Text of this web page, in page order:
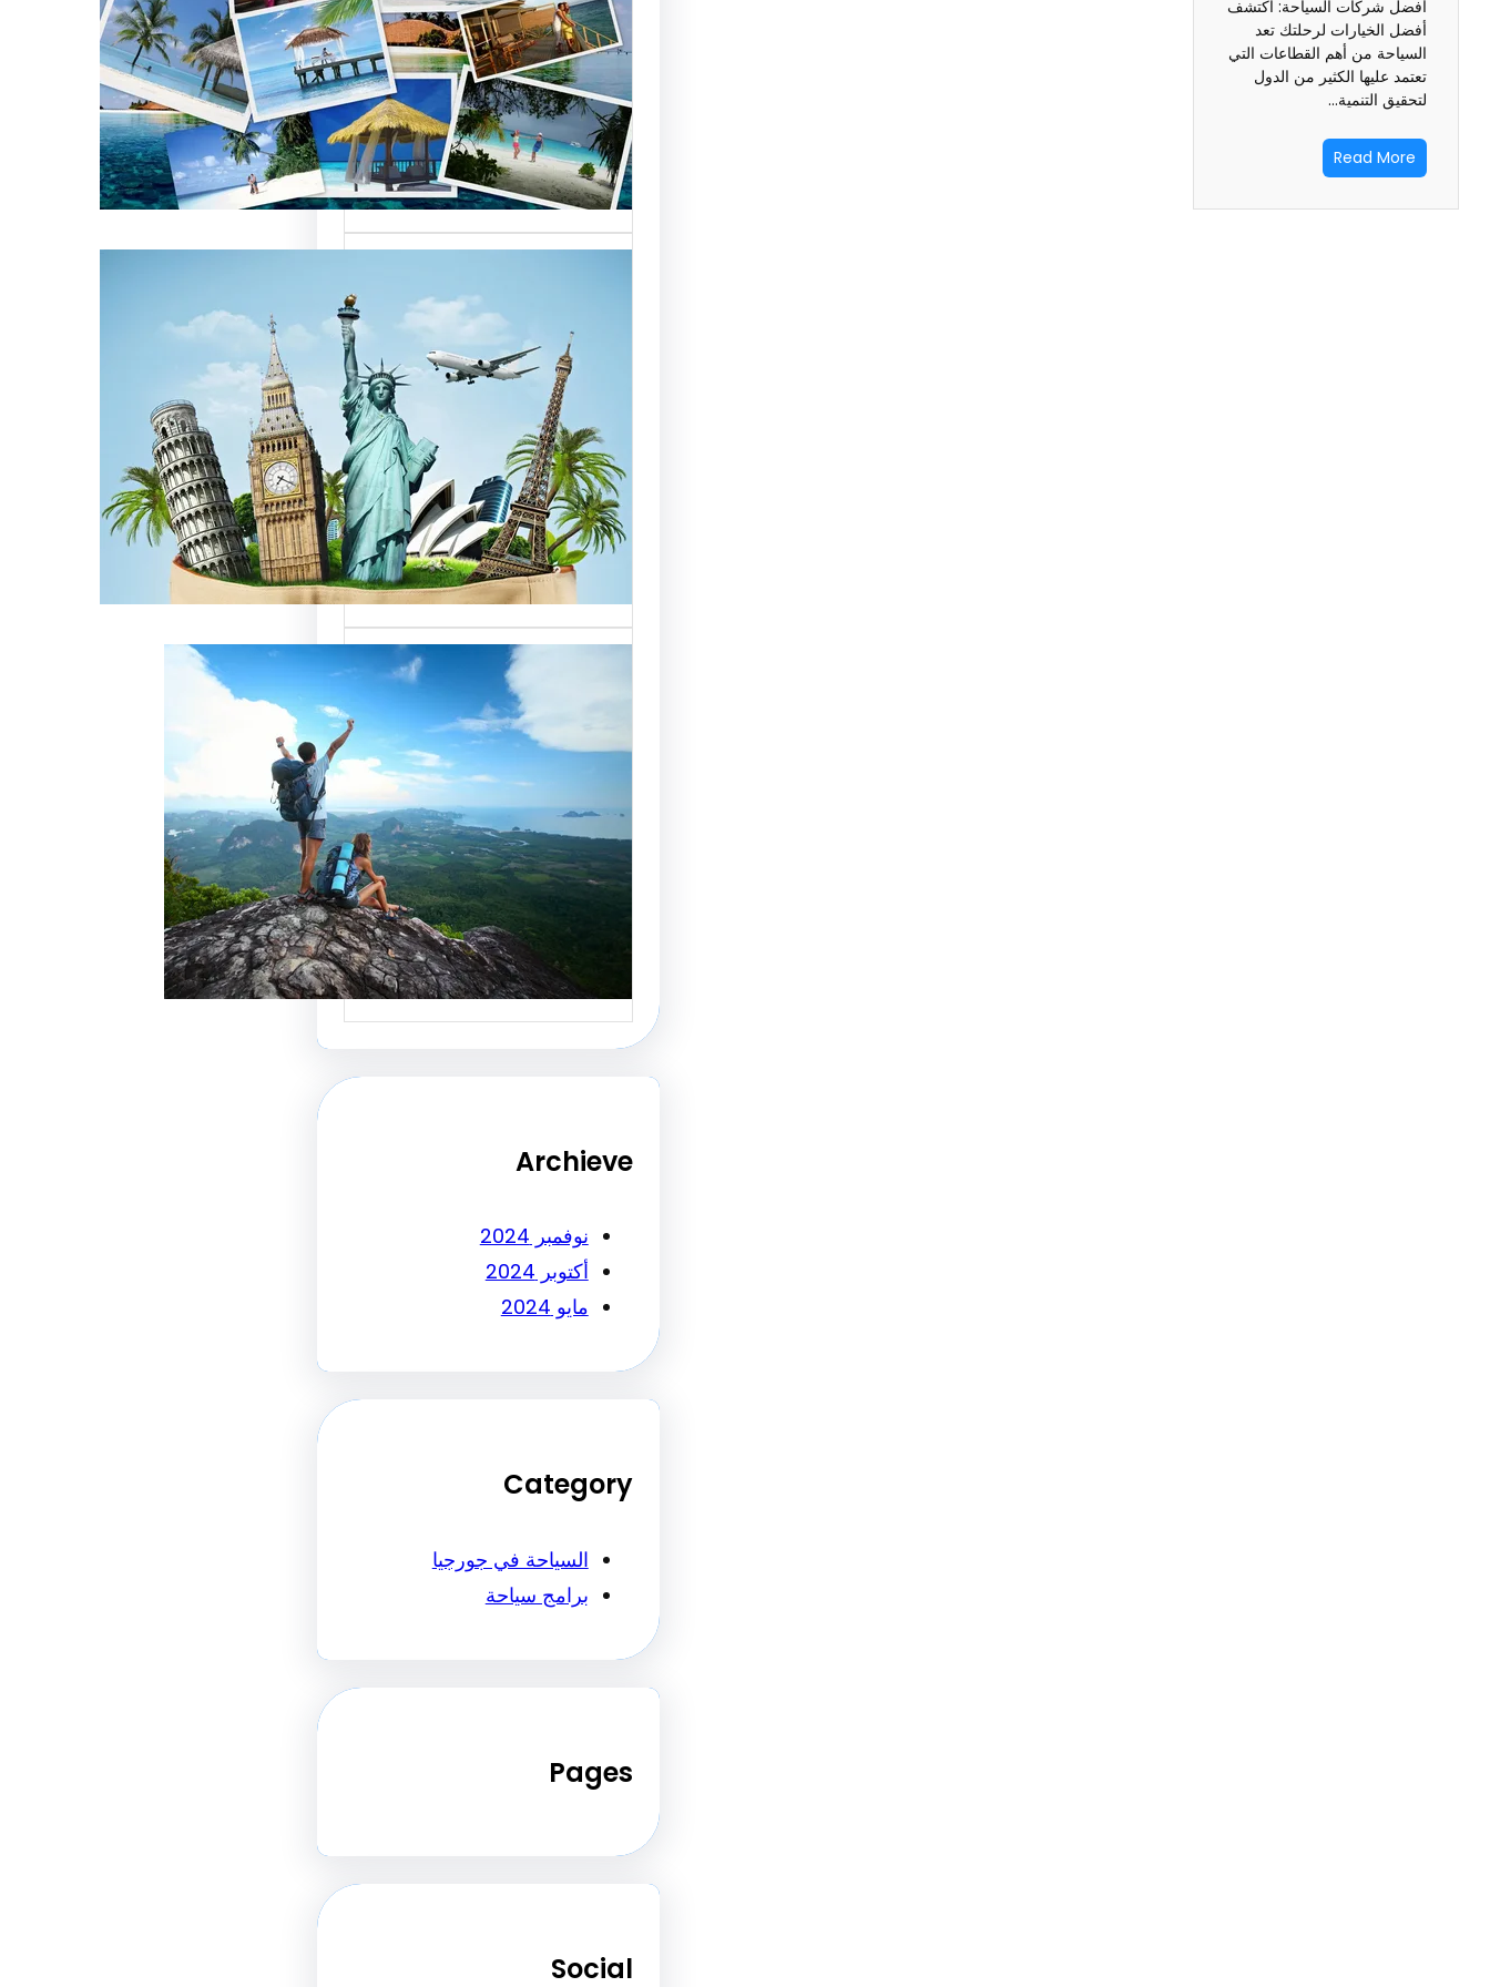
أفضل شركات السياحة: اكتشف
أفضل الخيارات لرحلتك تعد
السياحة من أهم القطاعات التي
تعتمد عليها الكثير من الدول
لتحقيق التنمية…
Read More
السياحة العالمية على
السوق
أسماء شركات السياحة
العالمية تعتبر من العناصر
الأساسية التي تؤثر…
تقدم شركات السياحة
بمصر خدمات متميزة
للسائحين الوافدين
شركات السياحة بمصر تقدم
خدمات متميزة للسائحين
الوافدين، حيث تعتبر…
تحسين خدمات رقم شركة
سياحة: أفضل الطرق
لجذب الزبائن وتحقيق
النجاح
رقم شركة سياحة هو عامل
أساسي لجذب الزبائن وتحقيق
النجاح…
Archieve
نوفمبر 2024
أكتوبر 2024
مايو 2024
Category
السياحة في جورجيا
برامج سياحة
Pages
Social